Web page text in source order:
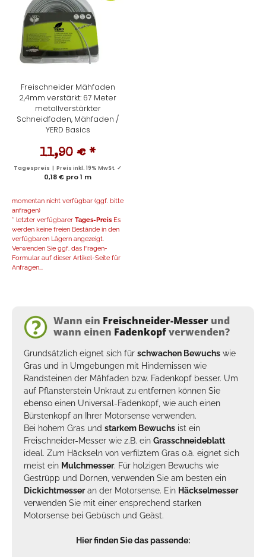
Freischneider Mähfaden
2,4mm verstärkt: 67 Meter
metallverstärkter
Schneidfaden, Mähfaden /
YERD Basics
11,90 € *
Tagespreis | Preis inkl. 19% MwSt. ✓
0,18 € pro 1 m
momentan nicht verfügbar (ggf. bitte
anfragen)
* letzter verfügbarer Tages-Preis Es
werden keine freien Bestände in den
verfügbaren Lägern angezeigt.
Verwenden Sie ggf. das Fragen-
Formular auf dieser Artikel-Seite für
Anfragen...
Wann ein Freischneider-Messer und
wann einen Fadenkopfverwenden?
Grundsätzlich eignet sich für schwachen Bewuchs wie
Gras und in Umgebungen mit Hindernissen wie
Randsteinen der Mähfaden bzw. Fadenkopf besser. Um
auf Pflansterstein Unkraut zu entfernen können Sie
ebenso einen Universal-Fadenkopf, wie auch einen
Bürstenkopf an Ihrer Motorsense verwenden.
Bei hohem Gras und starkem Bewuchs ist ein
Freischneider-Messer wie z.B. ein Grasschneideblatt
ideal. Zum Häckseln von verfilztem Gras o.ä. eignet sich
meist ein Mulchmesser. Für holzigen Bewuchs wie
Gestrüpp und Dornen, verwenden Sie am besten ein
Dickichtmesseran der Motorsense. Ein Häckselmesser
verwenden Sie mit einer ensprechend starken
Motorsense bei Gebüsch und Geäst.
Hier finden Sie das passende: